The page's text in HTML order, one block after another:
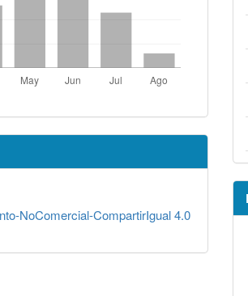
NoComercial-CompartirIgual 4.0